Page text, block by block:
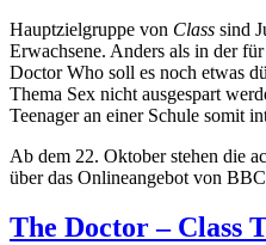
Hauptzielgruppe von Class sind
Erwachsene. Anders als in der
Doctor Who soll es noch etwas
Thema Sex nicht ausgespart
Teenager an einer Schule somit
Ab dem 22. Oktober stehen die
über das Onlineangebot von
The Doctor – Class